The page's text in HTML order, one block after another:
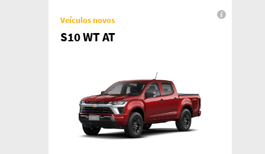
Veículos novos
S10 WT AT